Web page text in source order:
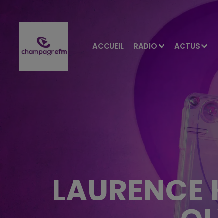
ACCUEIL RADIO ACTUS
LAURENCE